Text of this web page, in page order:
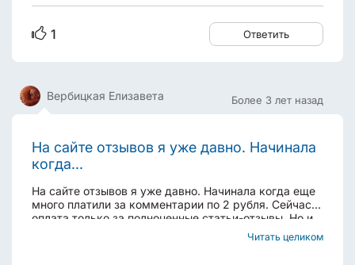
1 Ответить
Более 3 лет назад
Вербицкая Елизавета
На сайте отзывов я уже давно. Начинала
когда...
На сайте отзывов я уже давно. Начинала когда еще
много платили за комментарии по 2 рубля. Сейчас
оплата только за полноценные статьи-отзывы. Но и
оплата за статьи стала значительно больше. У меня
получается по 35-40 руб. за уникальную статью на
Читать целиком